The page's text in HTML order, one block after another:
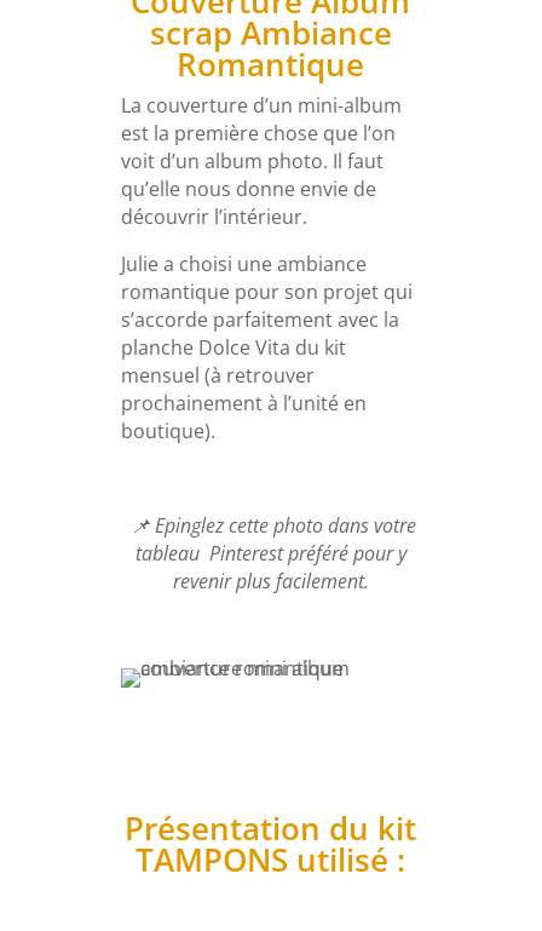
scrap Ambiance
Romantique
La couverture d’un mini-album
est la première chose que l’on
voit d’un album photo. Il faut
qu’elle nous donne envie de
découvrir l’intérieur.
Julie a choisi une ambiance
romantique pour son projet qui
s’accorde parfaitement avec la
planche Dolce Vita du kit
mensuel (à retrouver
prochainement à l’unité en
boutique).
📌 Epinglez cette photo dans votre
tableau Pinterest préféré pour y
revenir plus facilement.
Présentation du kit
TAMPONS utilisé :